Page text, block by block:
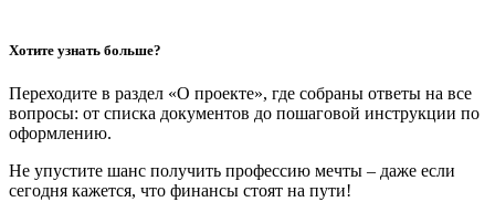
Хотите узнать больше?
Переходите в раздел «О проекте», где собраны ответы на все
вопросы: от списка документов до пошаговой инструкции по
оформлению.
Не упустите шанс получить профессию мечты – даже если
сегодня кажется, что финансы стоят на пути!